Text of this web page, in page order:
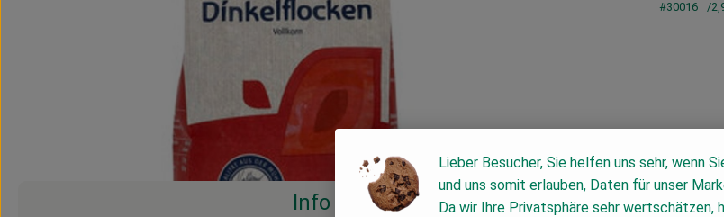
#30016
Info
Lieber Besucher, Sie helfen uns sehr, wenn
und uns somit erlauben, Daten für unser
Da wir Ihre Privatsphäre sehr wertschätzen,